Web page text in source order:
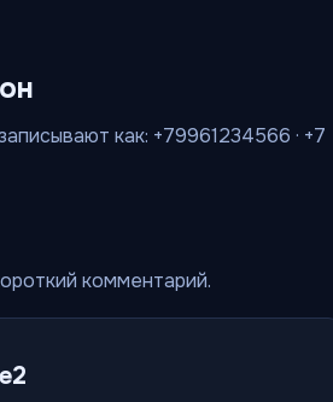
как: +79961234566 · +7
комментарий.